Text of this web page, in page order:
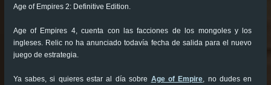
Age of Empires 2: Definitive Edition.
Age of Empires 4, cuenta con las facciones de los mongoles y los
ingleses. Relic no ha anunciado todavía fecha de salida para el nuevo
juego de estrategia.
Ya sabes, si quieres estar al día sobre Age of Empire, no dudes en